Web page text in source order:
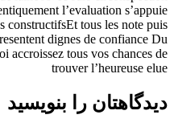
l’evaluation s’appuie
constructifsEt tous les note puis
dignes de confiance Du
accroissez tous vos chances de
trouver l’heureuse elue
دیدگاهتان را بنویسید